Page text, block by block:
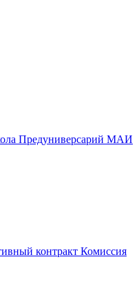
Предуниверсарий МАИ
контракт Комиссия